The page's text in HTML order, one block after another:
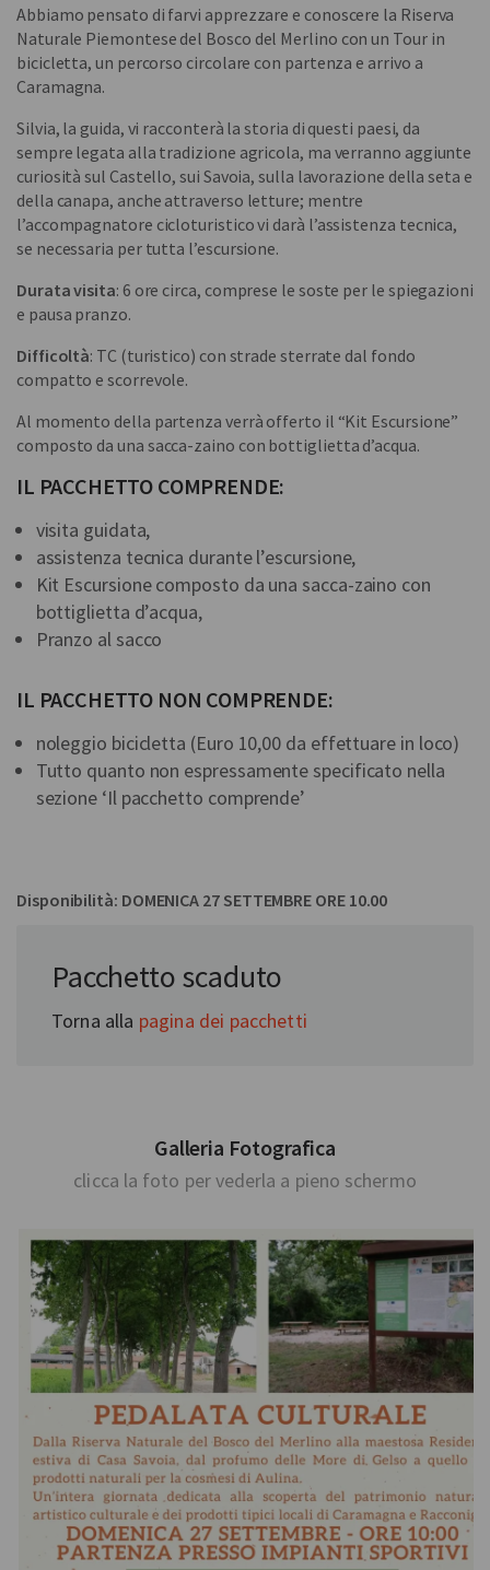
Abbiamo pensato di farvi apprezzare e conoscere la Riserva
Naturale Piemontese del Bosco del Merlino con un Tour in
bicicletta, un percorso circolare con partenza e arrivo a
Caramagna.
Silvia, la guida, vi racconterà la storia di questi paesi, da
sempre legata alla tradizione agricola, ma verranno aggiunte
curiosità sul Castello, sui Savoia, sulla lavorazione della seta e
della canapa, anche attraverso letture; mentre
l’accompagnatore cicloturistico vi darà l’assistenza tecnica,
se necessaria per tutta l’escursione.
Durata visita: 6 ore circa, comprese le soste per le spiegazioni
e pausa pranzo.
Difficoltà: TC (turistico) con strade sterrate dal fondo
compatto e scorrevole.
Al momento della partenza verrà offerto il “Kit Escursione”
composto da una sacca-zaino con bottiglietta d’acqua.
IL PACCHETTO COMPRENDE:
visita guidata,
assistenza tecnica durante l’escursione,
Kit Escursione composto da una sacca-zaino con
bottiglietta d’acqua,
Pranzo al sacco
IL PACCHETTO NON COMPRENDE:
noleggio bicicletta (Euro 10,00 da effettuare in loco)
Tutto quanto non espressamente specificato nella
sezione ‘Il pacchetto comprende’
Disponibilità: DOMENICA 27 SETTEMBRE ORE 10.00
Pacchetto scaduto
Torna alla pagina dei pacchetti
Galleria Fotografica
clicca la foto per vederla a pieno schermo